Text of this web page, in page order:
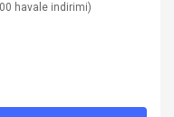
havale indirimi)